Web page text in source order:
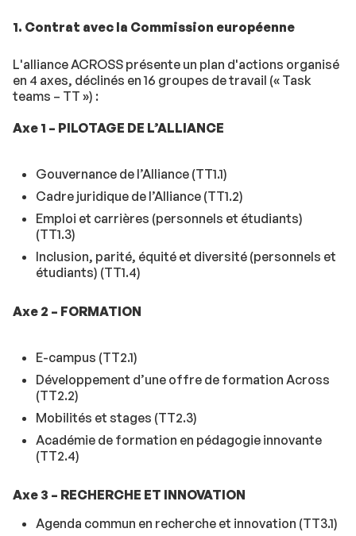
1. Contrat avec la Commission européenne
L'alliance ACROSS présente un plan d'actions organisé
en 4 axes, déclinés en 16 groupes de travail (« Task
teams – TT ») :
Axe 1 – PILOTAGE DE L’ALLIANCE
Gouvernance de l’Alliance (TT1.1)
Cadre juridique de l’Alliance (TT1.2)
Emploi et carrières (personnels et étudiants)
(TT1.3)
Inclusion, parité, équité et diversité (personnels et
étudiants) (TT1.4)
Axe 2 – FORMATION
E-campus (TT2.1)
Développement d’une offre de formation Across
(TT2.2)
Mobilités et stages (TT2.3)
Académie de formation en pédagogie innovante
(TT2.4)
Axe 3 – RECHERCHE ET INNOVATION
Agenda commun en recherche et innovation (TT3.1)